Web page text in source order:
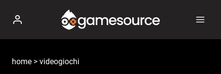
contenuto
home > videogiochi